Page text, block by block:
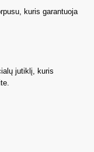
kuris garantuoja
jutiklį, kuris